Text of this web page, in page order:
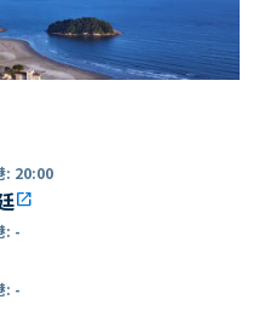
: 20:00
open_in_new
: -
: -